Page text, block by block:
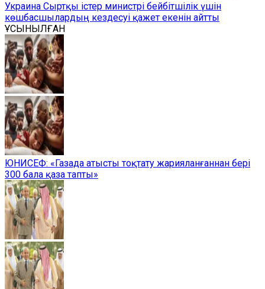
Украина Сыртқы істер министрі бейбітшілік үшін
көшбасшылардың кездесуі қажет екенін айтты
ҰСЫНЫЛҒАН
ЮНИСЕФ: «Газада атысты тоқтату жарияланғаннан бері
300 бала қаза тапты»